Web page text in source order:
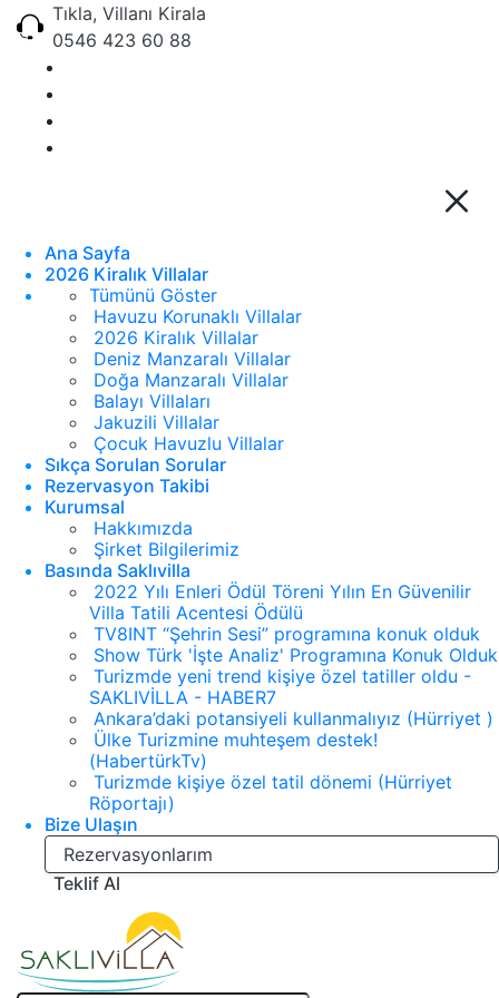
Tıkla, Villanı Kirala
0546 423 60 88
Ana Sayfa
2026 Kiralık Villalar
Tümünü Göster
Havuzu Korunaklı Villalar
2026 Kiralık Villalar
Deniz Manzaralı Villalar
Doğa Manzaralı Villalar
Balayı Villaları
Jakuzili Villalar
Çocuk Havuzlu Villalar
Sıkça Sorulan Sorular
Rezervasyon Takibi
Kurumsal
Hakkımızda
Şirket Bilgilerimiz
Basında Saklıvilla
2022 Yılı Enleri Ödül Töreni Yılın En Güvenilir
Villa Tatili Acentesi Ödülü
TV8INT “Şehrin Sesi” programına konuk olduk
Show Türk 'İşte Analiz' Programına Konuk Olduk
Turizmde yeni trend kişiye özel tatiller oldu -
SAKLIVİLLA - HABER7
Ankara’daki potansiyeli kullanmalıyız (Hürriyet )
Ülke Turizmine muhteşem destek!
(HabertürkTv)
Turizmde kişiye özel tatil dönemi (Hürriyet
Röportajı)
Bize Ulaşın
Rezervasyonlarım
Teklif Al